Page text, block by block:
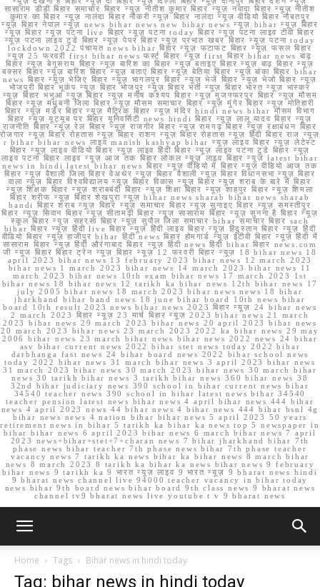
सासाराम डीडी बिहार समाचार बिहार न्यूज़ नीतीश कुमार बिहार न्यूज़ नवादा बिहार न्यूज़ नीतीश
कुमार का बिहार न्यूज़ नालंदा बिहार नौकरी न्यूज़ बिहार नालंदा न्यूज़ वीडियो बिहार नौबतपुर
न्यूज़ बिहार नेपाल न्यूज़ news bihar news new bihar news न्यूज़ bihar न्यूज़ बिहार
न्यूज़ बिहार न्यूज़ पटना live बिहार न्यूज़ पटना today बिहार न्यूज़ पटना लाइव टीवी बिहार
न्यूज़ पटना लाइव टुडे बिहार न्यूज़ पेपर बिहार न्यूज़ प्रभात खबर बिहार न्यूज़ पटना today
lockdown 2022 पंचायत news bihar बिहार न्यूज़ फटाफट बिहार न्यूज़ फसल बिहार
न्यूज़ 25 फरवरी first bihar news फर्स्ट बिहार न्यूज़ first बिहार bihar news बाढ़
बिहार न्यूज़ बेगूसराय बिहार न्यूज़ बारिश का बिहार न्यूज़ बताइए बिहार न्यूज़ बाढ़ बिहार न्यूज़
बक्सर बिहार न्यूज़ बारिश बिहार न्यूज़ बताएं बिहार न्यूज़ बेतिया बिहार न्यूज़ बांका बिहार bihar
news बिहार न्यूज़ भेजिए बिहार न्यूज़ भागलपुर बिहार न्यूज़ भेजें बिहार न्यूज़ भेजो बिहार न्यूज़
भोजपुरी बिहार भूकंप न्यूज़ बिहार भोजपुर न्यूज़ बिहार भर्ती न्यूज़ बिहार भारत न्यूज़ भास्कर
न्यूज़ बिहार भभुआ न्यूज़ बिहार न्यूज़ मनीष कश्यप बिहार न्यूज़ मुजफ्फरपुर बिहार न्यूज़ मौसम
बिहार न्यूज़ मधुबनी जिला बिहार न्यूज़ मौसम समाचार बिहार न्यूज़ मुंगेर बिहार न्यूज़ मोतिहारी
बिहार न्यूज़ मर्डर बिहार न्यूज़ मैट्रिक बिहार न्यूज़ मंदिर hindi news bihar मौसम विभाग
बिहार न्यूज़ यूट्यूब पर बिहार यूनिवर्सिटी news hindi बिहार न्यूज़ लालू यादव बिहार न्यूज़
राजनीति बिहार न्यूज़ रेल बिहार न्यूज़ राजगीर बिहार न्यूज़ रामगढ़ बिहार न्यूज़ रक्षाबंधन बिहार
रोजगार न्यूज़ बिहार रोहतास न्यूज़ बिहार राशन न्यूज़ बिहार रोहतास न्यूज़ हिंदी बिहार राज न्यूज़
r bihar bihar news लाइव manish kashyap bihar न्यूज़ लाइव बिहार न्यूज़ लेटेस्ट
बिहार न्यूज़ लाइव वीडियो बिहार न्यूज़ लाइव हिंदी बिहार न्यूज़ लाइव पटना टुडे बिहार न्यूज़
लाइव पटना बिहार लाइव न्यूज़ आज तक बिहार लोकल न्यूज़ लाइव बिहार न्यूज़ latest bihar
news in hindi latest bihar news बिहार न्यूज़ वीडियो में बिहार न्यूज़ वीडियो आज तक
बिहार न्यूज़ वैशाली जिला बिहार वेअथेर न्यूज़ बिहार वैशाली न्यूज़ बिहार विधानसभा न्यूज़ बिहार
वाला न्यूज़ बिहार विश्वविद्यालय न्यूज़ बिहार विकास न्यूज़ बिहार न्यूज़ शराब के बारे में बिहार
न्यूज़ शिक्षक बिहार न्यूज़ शराबबंदी बिहार न्यूज़ शिक्षा बिहार न्यूज़ शाहपुर बिहार न्यूज़ शिमला
बिहार शरीफ न्यूज़ बिहार शेखपुरा न्यूज़ bihar news sharab bihar news sharab
bandi बिहार शराब न्यूज़ बिहार न्यूज़ समाचार बिहार न्यूज़ सुनाइए बिहार न्यूज़ समस्तीपुर
बिहार न्यूज़ सिवान बिहार न्यूज़ सीतामढ़ी बिहार न्यूज़ सासाराम बिहार न्यूज़ सुनना है बिहार न्यूज़
स्कूल बिहार न्यूज़ सहरसा बिहार न्यूज़ सुपौल जिला समाचार bihar समाचार बिहार sach
bihar बिहार न्यूज़ हिंदी live बिहार न्यूज़ हिंदी लाइव बिहार न्यूज़ हिंदुस्तान बिहार न्यूज़ हिंदी
वीडियो बिहार न्यूज़ हाजीपुर bihar हिंदी news बिहार होमगार्ड न्यूज़ ईटीवी बिहार न्यूज़ हिंदी में
सासाराम बिहार न्यूज़ हिंदी औरंगाबाद बिहार न्यूज़ हिंदी news हिंदी bihar बिहार news.com
जी न्यूज बिहार बिहार ट्रेन न्यूज़ बिहार न्यूज़ 12 फरवरी बिहार न्यूज़ 18 bihar news 18
april 2023 bihar news 13 february 2023 bihar news 12 march 2023
bihar news 1 march 2023 bihar news 14 march 2023 bihar news 11
march 2023 bihar news 10th exam bihar news 17 march 2023 1st
bihar news 18 bihar news 12 tarikh ka bihar news 12th bihar news 17
july 2005 bihar news 18 march 2023 bihar news news 18 bihar
jharkhand bihar band news 18 june bihar board 10th news bihar
board 10th result 2023 news bihar news 2023 बिहार न्यूज़ 24 bihar news
2 march 2023 बिहार न्यूज़ 23 मार्च बिहार न्यूज़ 2023 bihar news 21 march
2023 bihar news 29 march 2023 bihar news 20 april 2023 bihar news
20 march 2023 bihar news 23 march 2023 2022 ka bihar news 29 may
2006 bihar news 23 march bihar news bihar news 2022 news 24 bihar
asv bihar current news 2022 bihar stet news today 2022 bihar
darbhanga fast news 24 bihar board news 2022 bihar school news
today 2022 bihar news 31 march bihar news 3 april 2023 bihar news
31 march 2023 bihar news 30 march 2023 bihar news 30 march bihar
news 30 tarikh bihar news 3 tarikh bihar news 360 bihar news 38
32nd bihar judiciary news 390 school in bihar current news bihar
34540 teacher news 390 school in bihar latest news bihar 34540
teacher pension latest news bihar news 4 april bihar news 444 bihar
news 4 april 2023 news 44 bihar news 4 bihar news 444 bihar bsnl 4g
bihar news news 4 nation bihar bihar news 5 april 2023 50 years
retirement news in bihar 5 tarikh ka bihar ka news top 5 newspaper in
bihar bihar news 6 april 2023 bihar news 6 march bihar news 7 april
2023 news+bihar+stet+7+charan news 7 bihar jharkhand bihar 7th
phase news bihar teacher 7th phase news bihar 7th phase teacher
vacancy news 7 tarikh ka news bihar ka bihar news 8 march bihar
news 8 march 2023 8 tarikh ka bihar ka news bihar news 9 february
bihar news 9 tarikh ka 9 भारत न्यूज़ लाइव 9 भारत न्यूज़ 9 bharat news hindi
9 bharat news channel live 94000 teacher vacancy in bihar today
news bihar 9th board news bihar board 9th class news 9 bharat news
channel tv9 bharat news live youtube t v 9 bharat news
Home Tags Bihar news in hindi today
Tag: bihar news in hindi today